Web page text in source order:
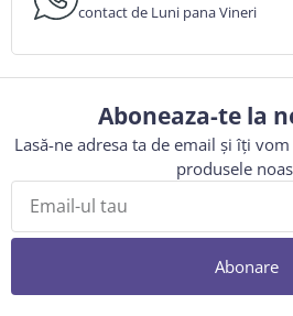
contact de Luni pana Vineri
Aboneaza-te la
Lasă-ne adresa ta de email și îți
produsele
Abonare